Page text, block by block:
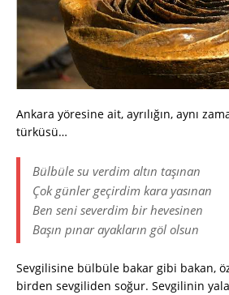
Ankara yöresine ait, ayrılığın, aynı
türküsü…
Bülbüle su verdim altın taşınan
Çok günler geçirdim kara yasınan
Ben seni severdim bir hevesinen
Başın pınar ayakların göl olsun
Sevgilisine bülbüle bakar gibi bakan,
birden sevgiliden soğur. Sevgilinin